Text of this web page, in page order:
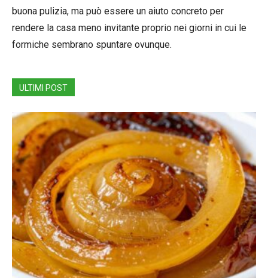
buona pulizia, ma può essere un aiuto concreto per
rendere la casa meno invitante proprio nei giorni in cui le
formiche sembrano spuntare ovunque.
ULTIMI POST